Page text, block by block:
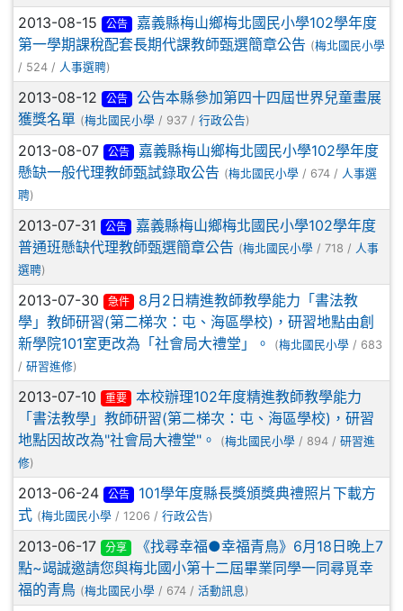
2013-08-15 公告
嘉義縣梅山鄉梅北國民小學102學年度
第一學期課稅配套長期代課教師甄選簡章公告 (梅北國民小學
/ 524 / 人事選聘)
2013-08-12 公告
公告本縣參加第四十四屆世界兒童畫展
獲獎名單 (梅北國民小學 / 937 / 行政公告)
2013-08-07 公告
嘉義縣梅山鄉梅北國民小學102學年度
懸缺一般代理教師甄試錄取公告 (梅北國民小學 / 674 / 人事選
聘)
2013-07-31 公告
嘉義縣梅山鄉梅北國民小學102學年度
普通班懸缺代理教師甄選簡章公告 (梅北國民小學 / 718 / 人事
選聘)
2013-07-30 急件
8月2日精進教師教學能力「書法教
學」教師研習(第二梯次：屯、海區學校)，研習地點由創
新學院101室更改為「社會局大禮堂」。
(梅北國民小學 / 683
/ 研習進修)
2013-07-10 重要
本校辦理102年度精進教師教學能力
「書法教學」教師研習(第二梯次：屯、海區學校)，研習
地點因故改為"社會局大禮堂"。
(梅北國民小學 / 894 / 研習進
修)
2013-06-24 公告
101學年度縣長獎頒獎典禮照片下載方
式 (梅北國民小學 / 1206 / 行政公告)
2013-06-17 分享
《找尋幸福●幸福青鳥》6月18日晚上7
點~竭誠邀請您與梅北國小第十二屆畢業同學一同尋覓幸
福的青鳥 (梅北國民小學 / 674 / 活動訊息)